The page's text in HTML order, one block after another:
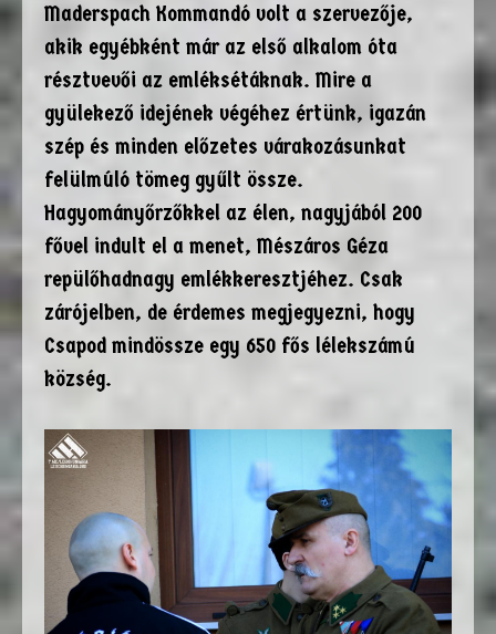
Maderspach Kommandó volt a szervezője,
akik egyébként már az első alkalom óta
résztvevői az emléksétáknak. Mire a
gyülekező idejének végéhez értünk, igazán
szép és minden előzetes várakozásunkat
felülmúló tömeg gyűlt össze.
Hagyományőrzőkkel az élen, nagyjából 200
fővel indult el a menet, Mészáros Géza
repülőhadnagy emlékkeresztjéhez. Csak
zárójelben, de érdemes megjegyezni, hogy
Csapod mindössze egy 650 fős lélekszámú
község.